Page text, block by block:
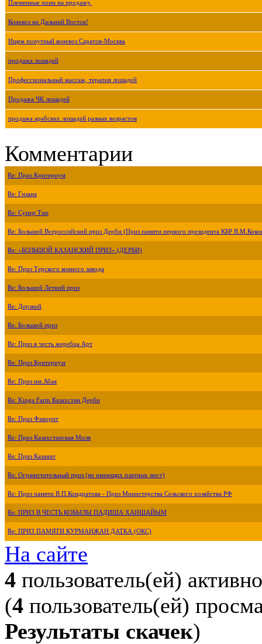
Племенные пони на продажу.
Коневоз на Дальний Восток!
Ищем попутный коневоз Саратов-Москва
продажа лошадей
Профессиональный массаж, терапия лошадей
Продажа ЧК лошадей
продажа арабских лошадей разных возрастов
Комментарии
Re: Приз Критериум
Re: Гизана
Re: Супер Тип
Re: Большой Всероссийский приз Дерби (Приз памяти первого президента КБР
Re: «БОЛЬШОЙ КАЗАНСКИЙ ПРИЗ» (ДЕРБИ)
Re: Приз Терского конного завода
Re: Большой Летний приз
Re: Дерзкий
Re: Большой приз
Re: Приз в честь жеребца Арт
Re: Приз Критериум
Re: Приз им.Абая
Re: Kinga Farm Казахстан Дерби
Re: Приз Фаворит
Re: Приз Казахстанская Миля
Re: Приз Казанат
Re: Ограничительный приз (не имеющих платных мест)
Re: Приз памяти В.П.Кондратова - Приз Министерства Сельского хозяйства РФ
Re: ПРИЗ В ЧЕСТЬ КОБЫЛЫ ПАДИША ХАНШАЙЫМ
Re: ПРИЗ ПАМЯТИ КУРМАНЖАН ДАТКА (ОКС)
На сайте
4 пользователь(ей) активно
(4 пользователь(ей)
Результаты скачек)